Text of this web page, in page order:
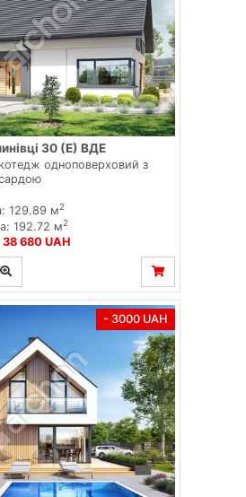
30 (Е) ВДЕ
одноповерховий з
129.89 м2
192.72 м2
38 680 UAH
- 3000 UAH